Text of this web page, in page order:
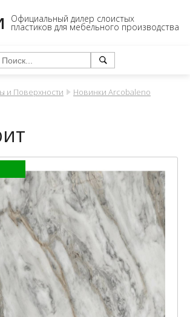
Официальный дилер слоистых
пластиков для мебельного производства
и Поверхности Новинки Arcobaleno